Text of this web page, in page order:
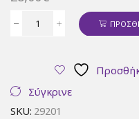
Τσαντάκι
μαύρο
Σύγκρινε
SKU: 29201